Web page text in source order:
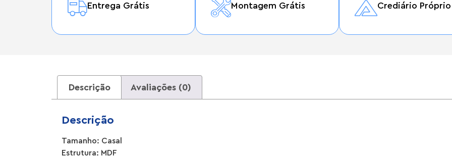
Entrega Grátis Montagem Grátis Crediário Próprio
Descrição Avaliações (0)
Descrição
Tamanho: Casal
Estrutura: MDF